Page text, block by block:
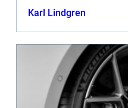
högkvalitativ service f&...
Karl Lindgren